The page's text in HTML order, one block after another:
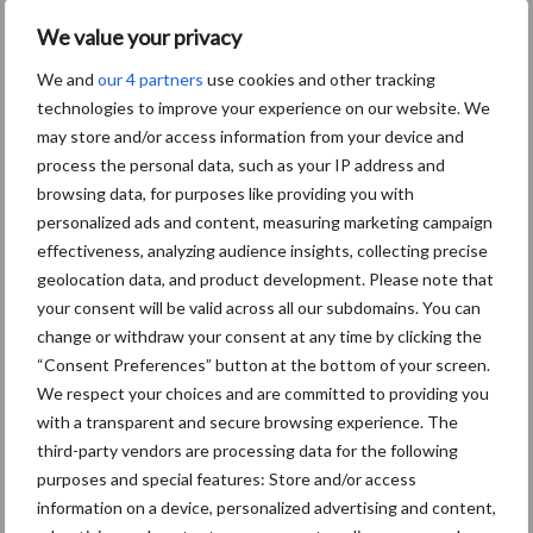
We value your privacy
We and our 4 partners use cookies and other tracking
technologies to improve your experience on our website. We
may store and/or access information from your device and
process the personal data, such as your IP address and
browsing data, for purposes like providing you with
personalized ads and content, measuring marketing campaign
effectiveness, analyzing audience insights, collecting precise
geolocation data, and product development. Please note that
your consent will be valid across all our subdomains. You can
change or withdraw your consent at any time by clicking the
“Consent Preferences” button at the bottom of your screen.
We respect your choices and are committed to providing you
with a transparent and secure browsing experience. The
third-party vendors are processing data for the following
purposes and special features: Store and/or access
information on a device, personalized advertising and content,
daarmee schade is afhankelijk van de (weers)omstandigheden, de
100% zijn bekend. Wanneer kopbrand op een perceel
geconstateerd wordt, is het heel erg belangrijk om een goede
hygiëne te betrachten. Besmetting van tot dan toe niet
geïnfecteerde percelen via bijvoorbeeld de hakselaar of
gronddeeltjes die aan schoeisel kan heel gemakkelijk optreden.
Bij kwekers en onderzoekers is bekend dat er sprake is
verschillen in mate van de gevoeligheid tussen rassen. Helaas is
dit (nog) niet op de nationale rassenlijst terug te vinden.
Aanbevolen voor jou!